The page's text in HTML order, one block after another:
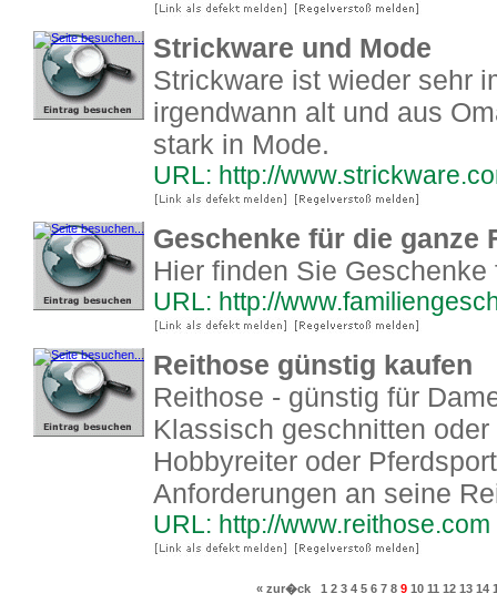
Strickware und Mode
Strickware ist wieder sehr
irgendwann alt und aus
stark in Mode.
URL: http://
Geschenke für die ganze
Hier finden Sie
URL: http://
Reithose günstig kaufen
Reithose - günstig für
Klassisch geschnitten
Hobbyreiter oder
Anforderungen an seine
URL: http://www.reithose.com
« zur�ck 1 2 3 4 5 6 7 8 9 10 11 12 13 14